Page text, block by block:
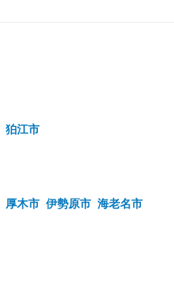
狛江市
厚木市 伊勢原市 海老名市